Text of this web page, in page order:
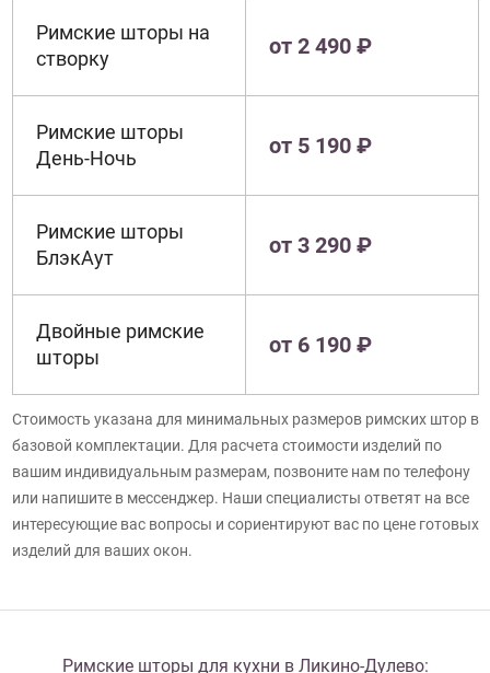
Римские шторы на
створку
от 2 490 ₽
Римские шторы
День-Ночь
от 5 190 ₽
Римские шторы
БлэкАут
от 3 290 ₽
Двойные римские
шторы
от 6 190 ₽
Стоимость указана для минимальных размеров римских штор в
базовой комплектации. Для расчета стоимости изделий по
вашим индивидуальным размерам, позвоните нам по телефону
или напишите в мессенджер. Наши специалисты ответят на все
интересующие вас вопросы и сориентируют вас по цене готовых
изделий для ваших окон.
Римские шторы для кухни в Ликино-Дулево: